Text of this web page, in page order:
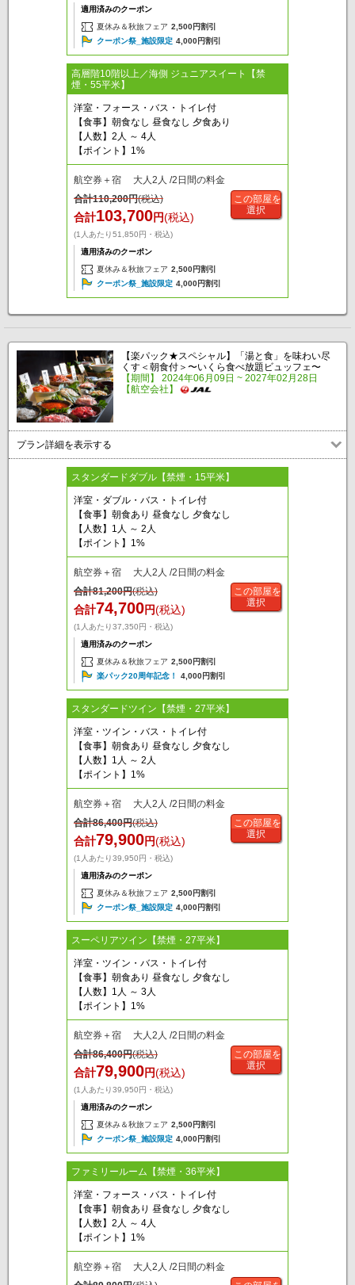
適用済みのクーポン
夏休み＆秋旅フェア 2,500円割引
クーポン祭_施設限定 4,000円割引
高層階10階以上／海側 ジュニアスイート【禁
煙・55平米】
洋室・フォース・バス・トイレ付
【食事】朝食なし 昼食なし 夕食あり
【人数】2人 ～ 4人
【ポイント】1%
航空券＋宿 大人2人 /2日間の料金
合計110,200円(税込)
合計103,700円(税込)
(1人あたり51,850円・税込)
適用済みのクーポン
夏休み＆秋旅フェア 2,500円割引
クーポン祭_施設限定 4,000円割引
この部屋を
選択
【楽パック★スペシャル】「湯と食」を味わい尽
くす＜朝食付＞〜いくら食べ放題ビュッフェ〜
【期間】 2024年06月09日 ~ 2027年02月28日
【航空会社】
プラン詳細を表示する
スタンダードダブル【禁煙・15平米】
洋室・ダブル・バス・トイレ付
【食事】朝食あり 昼食なし 夕食なし
【人数】1人 ～ 2人
【ポイント】1%
航空券＋宿 大人2人 /2日間の料金
合計81,200円(税込)
合計74,700円(税込)
(1人あたり37,350円・税込)
適用済みのクーポン
夏休み＆秋旅フェア 2,500円割引
楽パック20周年記念！
4,000円割引
この部屋を
選択
スタンダードツイン【禁煙・27平米】
洋室・ツイン・バス・トイレ付
【食事】朝食あり 昼食なし 夕食なし
【人数】1人 ～ 2人
【ポイント】1%
航空券＋宿 大人2人 /2日間の料金
合計86,400円(税込)
合計79,900円(税込)
(1人あたり39,950円・税込)
適用済みのクーポン
夏休み＆秋旅フェア 2,500円割引
クーポン祭_施設限定 4,000円割引
この部屋を
選択
スーペリアツイン【禁煙・27平米】
洋室・ツイン・バス・トイレ付
【食事】朝食あり 昼食なし 夕食なし
【人数】1人 ～ 3人
【ポイント】1%
航空券＋宿 大人2人 /2日間の料金
合計86,400円(税込)
合計79,900円(税込)
(1人あたり39,950円・税込)
適用済みのクーポン
夏休み＆秋旅フェア 2,500円割引
クーポン祭_施設限定 4,000円割引
この部屋を
選択
ファミリールーム【禁煙・36平米】
洋室・フォース・バス・トイレ付
【食事】朝食あり 昼食なし 夕食なし
【人数】2人 ～ 4人
【ポイント】1%
航空券＋宿 大人2人 /2日間の料金